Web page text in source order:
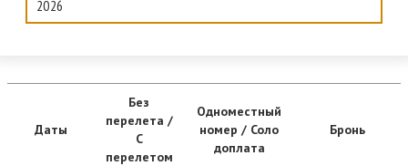
2026
Даты
Без
перелета /
С
перелетом
Одноместный
номер / Соло
доплата
Бронь